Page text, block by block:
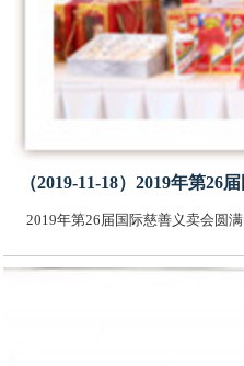
（2019-11-18）2019年第26
2019年第26届国际慈善义卖会圆